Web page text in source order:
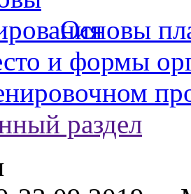
Основы
и формы
раздел